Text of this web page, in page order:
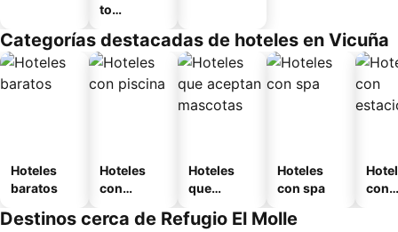
to
o
Categorías destacadas de hoteles en Vicuña
Hoteles
baratos
Hoteles
con
Hoteles
que
mascotas
Hoteles
con spa
con
Destinos cerca de Refugio El Molle